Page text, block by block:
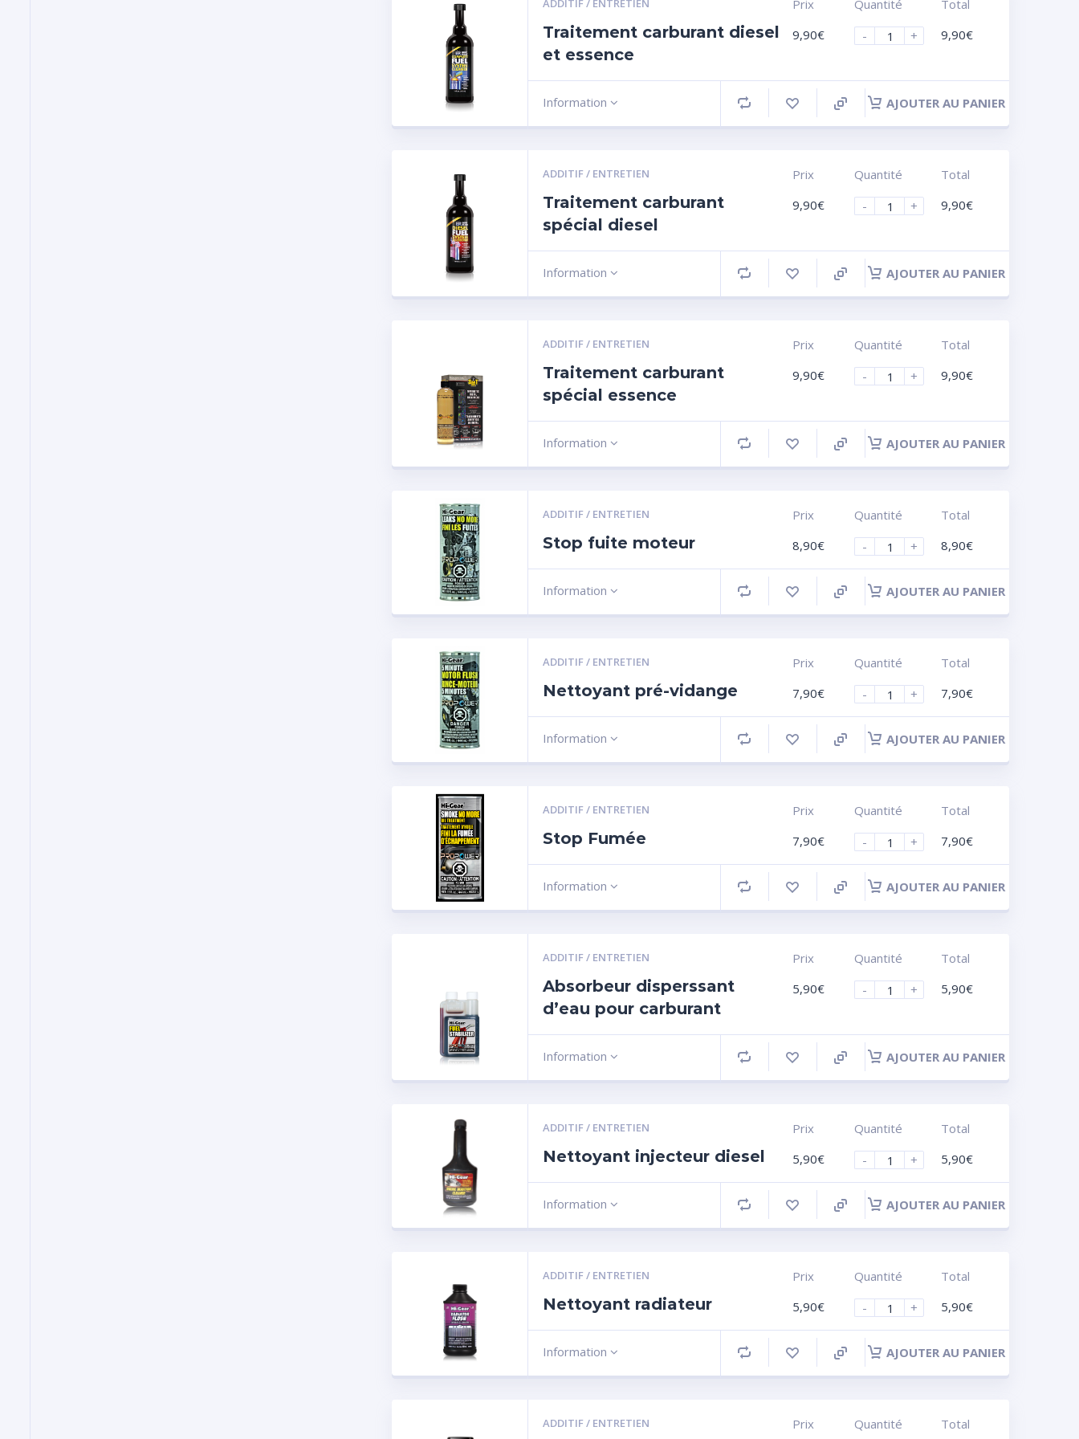
ADDITIF / ENTRETIEN
Traitement carburant diesel
et essence
Prix
9,90€
Quantité
-
+
Total
9,90€
Information AJOUTER AU PANIER
ADDITIF / ENTRETIEN
Traitement carburant
spécial diesel
Prix
9,90€
Quantité
-
+
Total
9,90€
Information AJOUTER AU PANIER
ADDITIF / ENTRETIEN
Traitement carburant
spécial essence
Prix
9,90€
Quantité
-
+
Total
9,90€
Information AJOUTER AU PANIER
ADDITIF / ENTRETIEN
Stop fuite moteur
Prix
8,90€
Quantité
-
+
Total
8,90€
Information AJOUTER AU PANIER
ADDITIF / ENTRETIEN
Nettoyant pré-vidange
Prix
7,90€
Quantité
-
+
Total
7,90€
Information AJOUTER AU PANIER
ADDITIF / ENTRETIEN
Stop Fumée
Prix
7,90€
Quantité
-
+
Total
7,90€
Information AJOUTER AU PANIER
ADDITIF / ENTRETIEN
Absorbeur disperssant
d’eau pour carburant
Prix
5,90€
Quantité
-
+
Total
5,90€
Information AJOUTER AU PANIER
ADDITIF / ENTRETIEN
Nettoyant injecteur diesel
Prix
5,90€
Quantité
-
+
Total
5,90€
Information AJOUTER AU PANIER
ADDITIF / ENTRETIEN
Nettoyant radiateur
Prix
5,90€
Quantité
-
+
Total
5,90€
Information AJOUTER AU PANIER
ADDITIF / ENTRETIEN Prix Quantité Total